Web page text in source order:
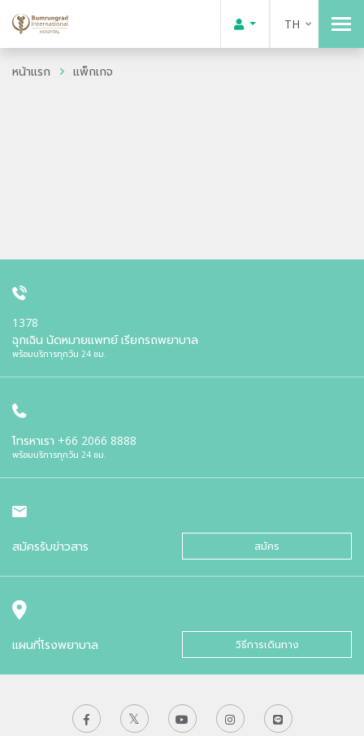
TH
หน้าแรก แพ็กเกจ
1378
ฉุกเฉิน นัดหมายแพทย์ เรียกรถพยาบาล
พร้อมบริการทุกวัน 24 ชม.
โทรหาเรา +66 2066 8888
พร้อมบริการทุกวัน 24 ชม.
สมัครรับข่าวสาร สมัคร
แผนที่โรงพยาบาล วิธีการเดินทาง